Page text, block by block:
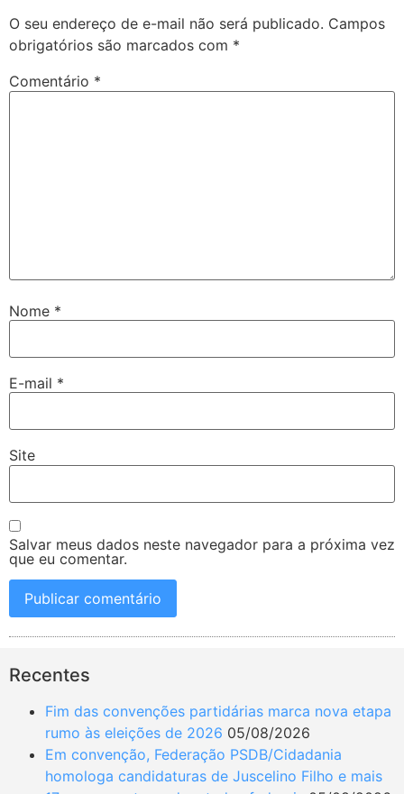
O seu endereço de e-mail não será publicado. Campos
obrigatórios são marcados com *
Comentário *
Nome *
E-mail *
Site
Salvar meus dados neste navegador para a próxima vez
que eu comentar.
Recentes
Fim das convenções partidárias marca nova etapa
rumo às eleições de 2026 05/08/2026
Em convenção, Federação PSDB/Cidadania
homologa candidaturas de Juscelino Filho e mais